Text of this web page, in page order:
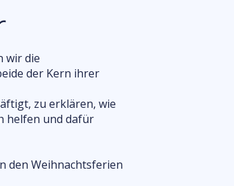
wir die
der Kern ihrer
zu erklären, wie
helfen und dafür
den Weihnachtsferien